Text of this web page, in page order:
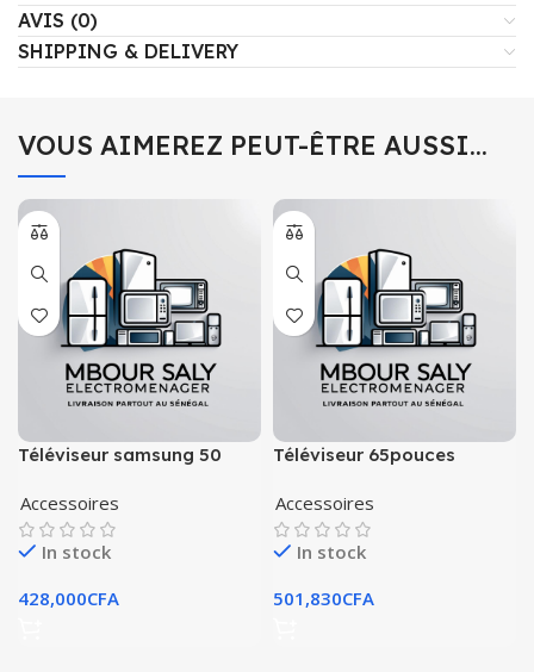
AVIS (0)
SHIPPING & DELIVERY
VOUS AIMEREZ PEUT-ÊTRE AUSSI…
Téléviseur samsung 50
Accessoires
In stock
428,000CFA
Téléviseur 65pouces
Accessoires
In stock
501,830CFA